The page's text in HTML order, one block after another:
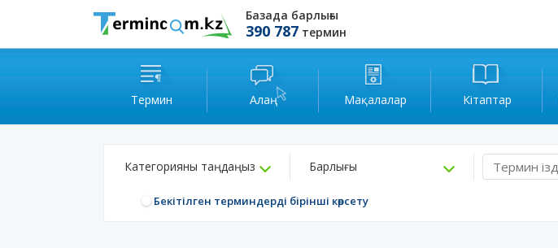
Базада барлығы
390 787 термин
Термин Алаң Мақалалар Кітаптар
Категорияны таңдаңыз Барлығы
Бекітілген терминдерді бірінші көрсету